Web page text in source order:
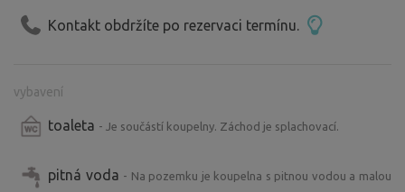
Kontakt obdržíte po rezervaci termínu.
vybavení
toaleta - Je součástí koupelny. Záchod je splachovací.
pitná voda - Na pozemku je koupelna s pitnou vodou a malou